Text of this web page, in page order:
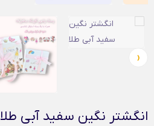
‹
انگشتر نگین سفید آبی طلا